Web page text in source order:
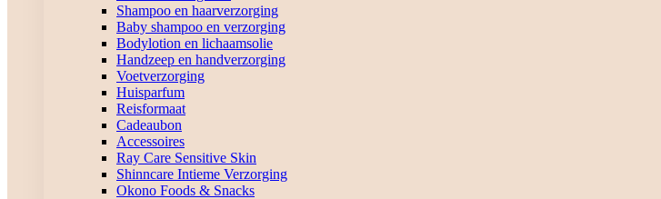
Shampoo en haarverzorging
Baby shampoo en verzorging
Bodylotion en lichaamsolie
Handzeep en handverzorging
Voetverzorging
Huisparfum
Reisformaat
Cadeaubon
Accessoires
Ray Care Sensitive Skin
Shinncare Intieme Verzorging
Okono Foods & Snacks